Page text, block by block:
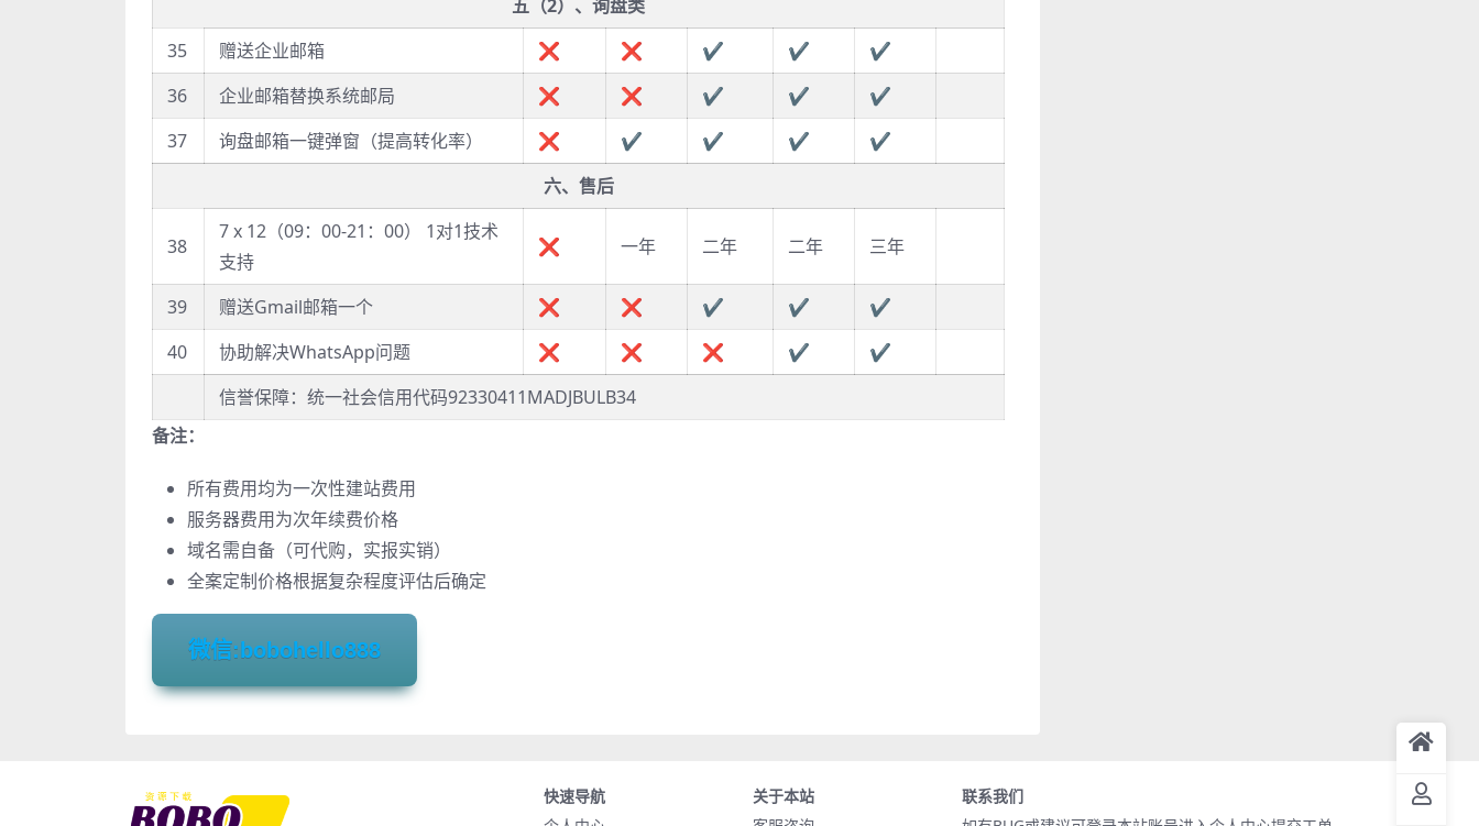
五（2）、询盘类
35
赠送企业邮箱 ❌ ❌ ✔ ✔
✔
36
企业邮箱替换系统邮局 ❌ ❌ ✔ ✔
✔
37
询盘邮箱一键弹窗（提高转化率） ❌ ✔ ✔ ✔
✔
六、售后
38
7 x 12（09：00-21：00） 1对1技术
支持
❌ 一年 二年 二年 三年
39 赠送Gmail邮箱一个 ❌ ❌ ✔ ✔
✔
40
协助解决WhatsApp问题 ❌ ❌ ❌ ✔
✔
信誉保障：统一社会信用代码92330411MADJBULB34
备注：
所有费用均为一次性建站费用
服务器费用为次年续费价格
域名需自备（可代购，实报实销）
全案定制价格根据复杂程度评估后确定
微信:bobohello888
快速导航
关于本站
联系我们